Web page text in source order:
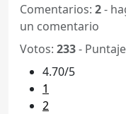
Comentarios: 2-
un comentario
Votos: 233-
4.70/5
1
2